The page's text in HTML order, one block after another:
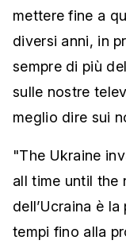
mettere fine a
diversi anni, in
sempre di più
sulle nostre
meglio dire sui
"The Ukraine
all time until the
dell’Ucraina è
tempi fino alla